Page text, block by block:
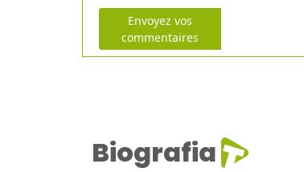
Envoyez vos
commentaires
Biografia